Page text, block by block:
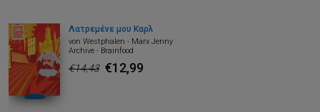
Λατρεμένε μου Καρλ
von Westphalen - Marx Jenny
Archive - Brainfood
€14,43 €12,99